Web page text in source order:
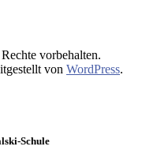
vorbehalten.
von WordPress.
Schule